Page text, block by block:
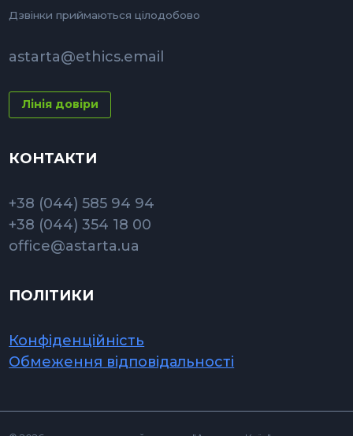
Дзвінки приймаються цілодобово
astarta@ethics.email
Лінія довіри
КОНТАКТИ
+38 (044) 585 94 94
+38 (044) 354 18 00
office@astarta.ua
ПОЛІТИКИ
Конфіденційність
Обмеження відповідальності